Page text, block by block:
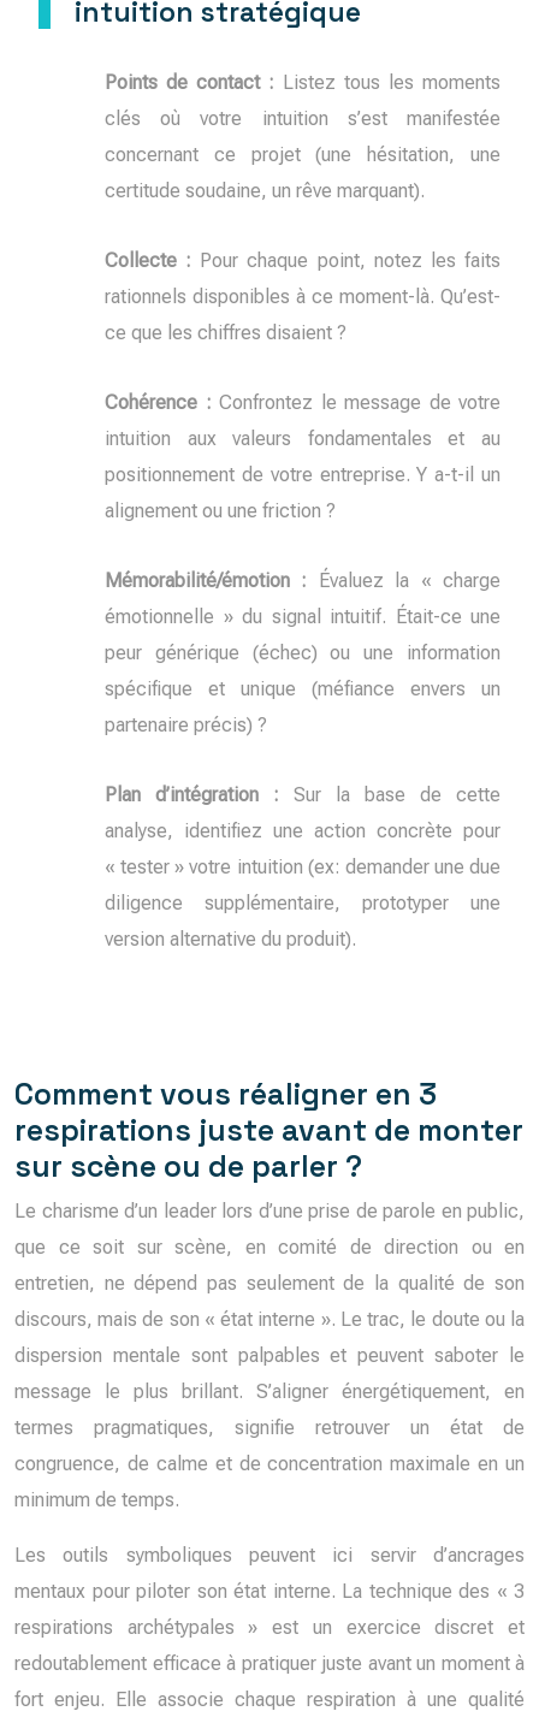
intuition stratégique
Points de contact : Listez tous les moments
clés où votre intuition s’est manifestée
concernant ce projet (une hésitation, une
certitude soudaine, un rêve marquant).
Collecte : Pour chaque point, notez les faits
rationnels disponibles à ce moment-là. Qu’est-
ce que les chiffres disaient ?
Cohérence : Confrontez le message de votre
intuition aux valeurs fondamentales et au
positionnement de votre entreprise. Y a-t-il un
alignement ou une friction ?
Mémorabilité/émotion : Évaluez la « charge
émotionnelle » du signal intuitif. Était-ce une
peur générique (échec) ou une information
spécifique et unique (méfiance envers un
partenaire précis) ?
Plan d’intégration : Sur la base de cette
analyse, identifiez une action concrète pour
« tester » votre intuition (ex: demander une due
diligence supplémentaire, prototyper une
version alternative du produit).
Comment vous réaligner en 3
respirations juste avant de monter
sur scène ou de parler ?
Le charisme d’un leader lors d’une prise de parole en public,
que ce soit sur scène, en comité de direction ou en
entretien, ne dépend pas seulement de la qualité de son
discours, mais de son « état interne ». Le trac, le doute ou la
dispersion mentale sont palpables et peuvent saboter le
message le plus brillant. S’aligner énergétiquement, en
termes pragmatiques, signifie retrouver un état de
congruence, de calme et de concentration maximale en un
minimum de temps.
Les outils symboliques peuvent ici servir d’ancrages
mentaux pour piloter son état interne. La technique des « 3
respirations archétypales » est un exercice discret et
redoutablement efficace à pratiquer juste avant un moment à
fort enjeu. Elle associe chaque respiration à une qualité